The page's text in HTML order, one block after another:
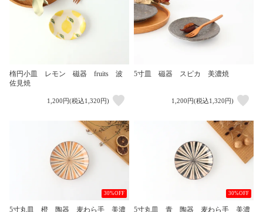
楕円小皿 レモン 磁器 fruits 波
佐見焼
1,200円(税込1,320円)
5寸皿 磁器 スピカ 美濃焼
1,200円(税込1,320円)
30%OFF
5寸丸皿 橙 陶器 麦わら手 美濃
30%OFF
5寸丸皿 青 陶器 麦わら手 美濃